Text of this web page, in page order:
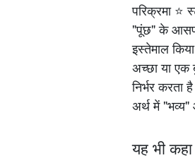
परिक्रमा ⭐
"पूंछ" के
इस्तेमाल
अच्छा या
निर्भर
अर्थ में
यह भी